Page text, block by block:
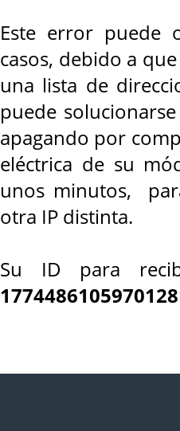
Este error puede
casos, debido a
una lista de
puede
apagando por
eléctrica de su
unos minutos,
otra IP distinta.
Su ID para